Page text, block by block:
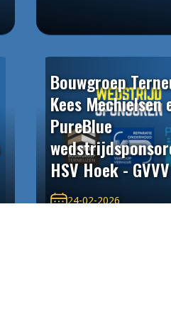
Bouwgroep
Kees Mechielsen
PureBlue
HSV Hoek - GVVV
24-02-2026